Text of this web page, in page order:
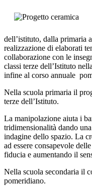
dell’istituto, dalla primaria
realizzazione di elaborati
collaborazione con le
classi terze dell’Istituto
infine al corso annuale
Nella scuola primaria il
terze dell’Istituto.
La manipolazione aiuta i
tridimensionalità dando
indagine dello spazio. La
ad essere consapevole
fiducia e aumentando il
Nella scuola secondaria il
pomeridiano.